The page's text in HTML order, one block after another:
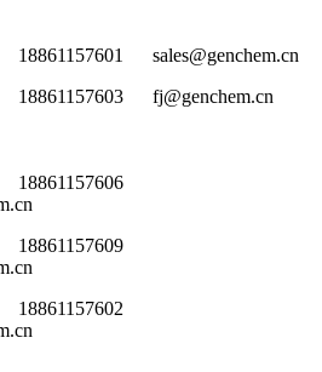
18861157601 sales@genchem.cn
18861157603 fj@genchem.cn
18861157606
18861157609
18861157602